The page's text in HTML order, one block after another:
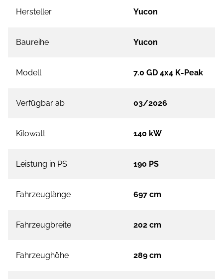
Hersteller Yucon
Baureihe Yucon
Modell 7.0 GD 4x4 K-Peak
Verfügbar ab 03/2026
Kilowatt 140 kW
Leistung in PS 190 PS
Fahrzeuglänge 697 cm
Fahrzeugbreite 202 cm
Fahrzeughöhe 289 cm